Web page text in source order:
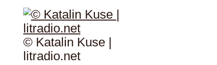
© Katalin Kuse |
litradio.net